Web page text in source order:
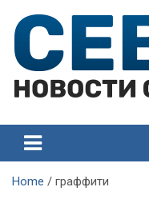
content
Севастополя
Севастополя
Home граффити